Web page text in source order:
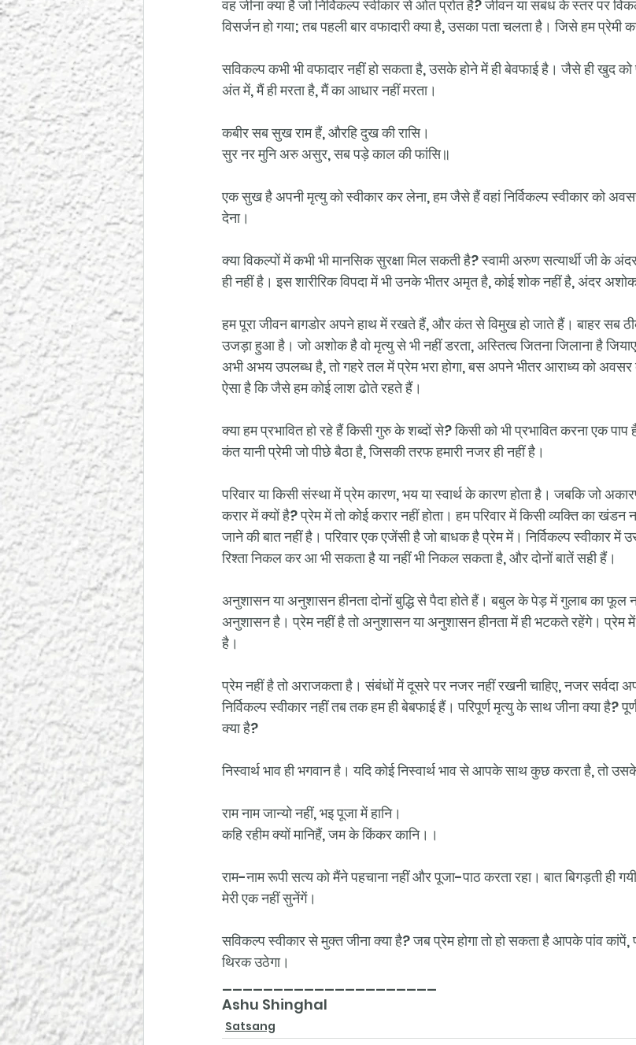
वह जीना क्या है जो निर्विकल्प स्वीकार से ओत प्रोत है? जीवन या संबंध के स्तर पर
विसर्जन हो गया; तब पहली बार वफादारी क्या है, उसका पता चलता है। जिसे हम
सविकल्प कभी भी वफादार नहीं हो सकता है, उसके होने में ही बेवफाई है। जैसे ही खुद
अंत में, मैं ही मरता है, मैं का आधार नहीं मरता।
कबीर सब सुख राम हैं, औरहि दुख की रासि।
सुर नर मुनि अरु असुर, सब पड़े काल की फांसि॥
एक सुख है अपनी मृत्यु को स्वीकार कर लेना, हम जैसे हैं वहां निर्विकल्प स्वीकार को
देना।
क्या विकल्पों में कभी भी मानसिक सुरक्षा मिल सकती है? स्वामी अरुण सत्यार्थी जी के
ही नहीं है। इस शारीरिक विपदा में भी उनके भीतर अमृत है, कोई शोक नहीं है, अंदर
हम पूरा जीवन बागडोर अपने हाथ में रखते हैं, और कंत से विमुख हो जाते हैं। बाहर सब
उजड़ा हुआ है। जो अशोक है वो मृत्यु से भी नहीं डरता, अस्तित्व जितना जिलाना है जियाए,
अभी अभय उपलब्ध है, तो गहरे तल में प्रेम भरा होगा, बस अपने भीतर आराध्य को अवसर
ऐसा है कि जैसे हम कोई लाश ढोते रहते हैं।
क्या हम प्रभावित हो रहे हैं किसी गुरु के शब्दों से? किसी को भी प्रभावित करना एक
कंत यानी प्रेमी जो पीछे बैठा है, जिसकी तरफ हमारी नजर ही नहीं है।
परिवार या किसी संस्था में प्रेम कारण, भय या स्वार्थ के कारण होता है। जबकि जो
करार में क्यों है? प्रेम में तो कोई करार नहीं होता। हम परिवार में किसी व्यक्ति का
जाने की बात नहीं है। परिवार एक एजेंसी है जो बाधक है प्रेम में। निर्विकल्प स्वीकार में
रिश्ता निकल कर आ भी सकता है या नहीं भी निकल सकता है, और दोनों बातें सही हैं।
अनुशासन या अनुशासन हीनता दोनों बुद्धि से पैदा होते हैं। बबुल के पेड़ में गुलाब का
अनुशासन है। प्रेम नहीं है तो अनुशासन या अनुशासन हीनता में ही भटकते रहेंगे। प्रेम
है।
प्रेम नहीं है तो अराजकता है। संबंधों में दूसरे पर नजर नहीं रखनी चाहिए, नजर
निर्विकल्प स्वीकार नहीं तब तक हम ही बेबफाई हैं। परिपूर्ण मृत्यु के साथ जीना क्या है?
क्या है?
निस्वार्थ भाव ही भगवान है। यदि कोई निस्वार्थ भाव से आपके साथ कुछ करता है, तो
राम नाम जान्यो नहीं, भइ पूजा में हानि।
कहि रहीम क्यों मानिहैं, जम के किंकर कानि।।
राम-नाम रूपी सत्य को मैंने पहचाना नहीं और पूजा-पाठ करता रहा। बात बिगड़ती ही
मेरी एक नहीं सुनेंगें।
सविकल्प स्वीकार से मुक्त जीना क्या है? जब प्रेम होगा तो हो सकता है आपके पांव
थिरक उठेगा।
_____________________
Ashu Shinghal
Satsang